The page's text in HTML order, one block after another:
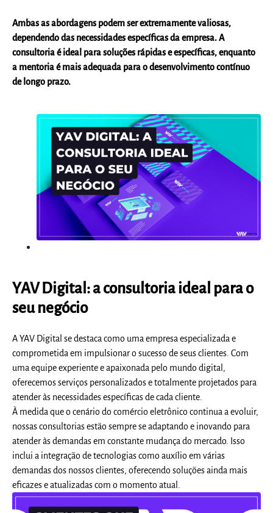
Ambas as abordagens podem ser extremamente valiosas,
dependendo das necessidades específicas da empresa. A
consultoria é ideal para soluções rápidas e específicas, enquanto
a mentoria é mais adequada para o desenvolvimento contínuo
de longo prazo.
YAV Digital: a consultoria ideal para o
seu negócio
A YAV Digital se destaca como uma empresa especializada e
comprometida em impulsionar o sucesso de seus clientes. Com
uma equipe experiente e apaixonada pelo mundo digital,
oferecemos serviços personalizados e totalmente projetados para
atender às necessidades específicas de cada cliente.
À medida que o cenário do comércio eletrônico continua a evoluir,
nossas consultorias estão sempre se adaptando e inovando para
atender às demandas em constante mudança do mercado. Isso
inclui a integração de tecnologias como auxílio em várias
demandas dos nossos clientes, oferecendo soluções ainda mais
eficazes e atualizadas com o momento atual.